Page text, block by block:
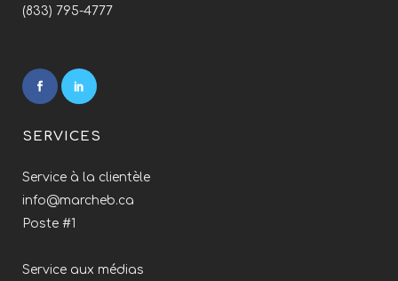
(833) 795-4777
SERVICES
Service à la clientèle
info@marcheb.ca
Poste #1
Service aux médias